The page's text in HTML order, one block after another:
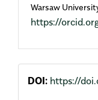
Warsaw
https://
DOI: https://